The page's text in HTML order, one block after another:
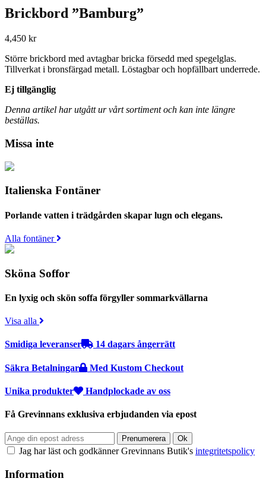
Brickbord ”Bamburg”
4,450 kr
Större brickbord med avtagbar bricka försedd med spegelglas.
Tillverkat i bronsfärgad metall. Löstagbar och hopfällbart underrede.
Ej tillgänglig
Denna artikel har utgått ur vårt sortiment och kan inte längre
beställas.
Missa inte
Italienska Fontäner
Porlande vatten i trädgården skapar lugn och elegans.
Alla fontäner
Sköna Soffor
En lyxig och skön soffa förgyller sommarkvällarna
Visa alla
Smidiga leveranser 14 dagars ångerrätt
Säkra Betalningar Med Kustom Checkout
Unika produkter Handplockade av oss
Få Grevinnans exklusiva erbjudanden via epost
Jag har läst och godkänner Grevinnans Butik's integritetspolicy
Information